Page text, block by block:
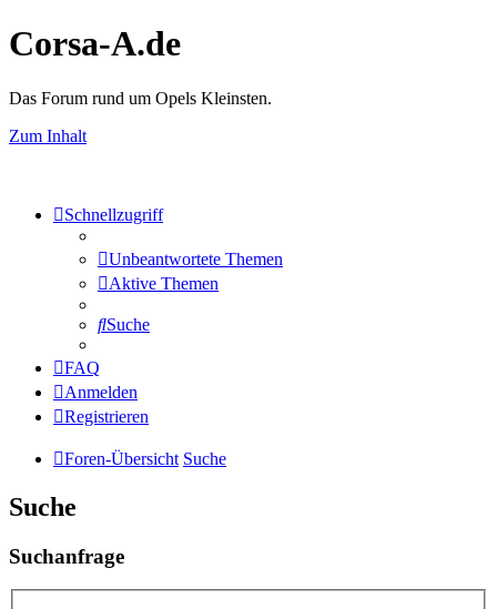
Corsa-A.de
Das Forum rund um Opels Kleinsten.
Zum Inhalt
Schnellzugriff
Unbeantwortete Themen
Aktive Themen
Suche
FAQ
Anmelden
Registrieren
Foren-Übersicht Suche
Suche
Suchanfrage